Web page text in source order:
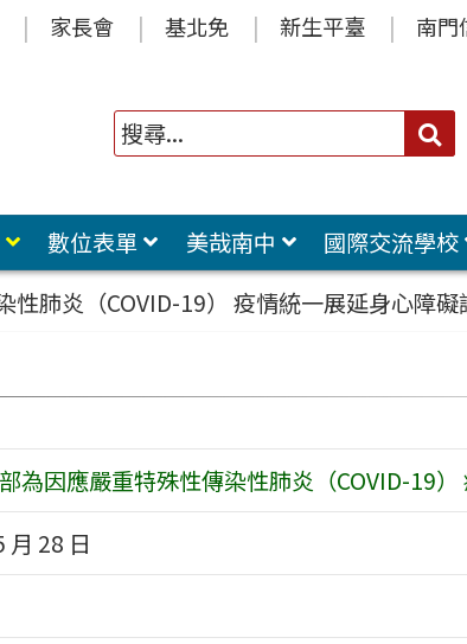
家長會 基北免 新生平臺 南門
搜
數位表單 美哉南中 國際交流學校
性肺炎（COVID-19） 疫情統一展延身心障礙
為因應嚴重特殊性傳染性肺炎（COVID-19
月 28 日